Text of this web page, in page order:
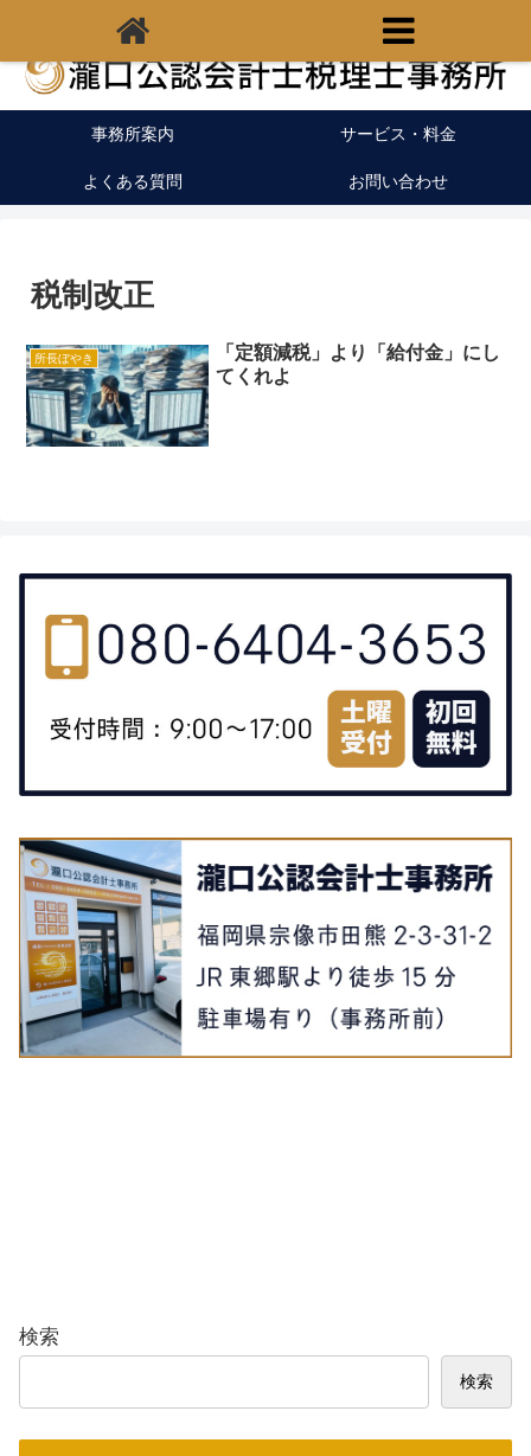
福岡県宗像市の税理士｜開業支援｜クラウド会計
事務所案内 サービス・料金
よくある質問 お問い合わせ
税制改正
所長ぼやき
「定額減税」より「給付金」にし
てくれよ
検索
検索